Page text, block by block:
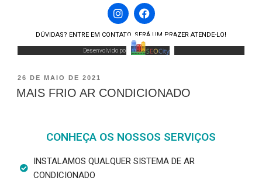
DÚVIDAS? ENTRE EM CONTATO, SERÁ UM PRAZER ATENDE-LO!
Desenvolvido por:
26 DE MAIO DE 2021
MAIS FRIO AR CONDICIONADO
CONHEÇA OS NOSSOS SERVIÇOS
INSTALAMOS QUALQUER SISTEMA DE AR
CONDICIONADO